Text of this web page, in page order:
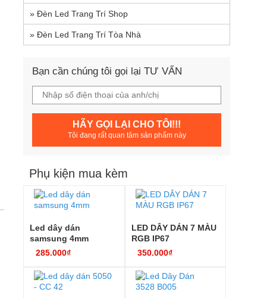
» Đèn Led Trang Trí Shop
» Đèn Led Trang Trí Tòa Nhà
Bạn cần chúng tôi gọi lại TƯ VẤN
HÃY GỌI LẠI CHO TÔI!!!
Tôi đang rất quan tâm sản phẩm này
Phụ kiện mua kèm
Led dây dán
samsung 4mm
285.000₫
LED DÂY DÁN 7 MÀU
RGB IP67
350.000₫